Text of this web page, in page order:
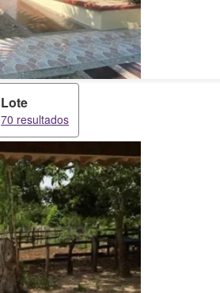
Lote
70 resultados